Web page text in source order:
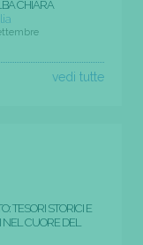
CHIARA
vedi tutte
TESORI STORICI E
NEL CUORE DEL